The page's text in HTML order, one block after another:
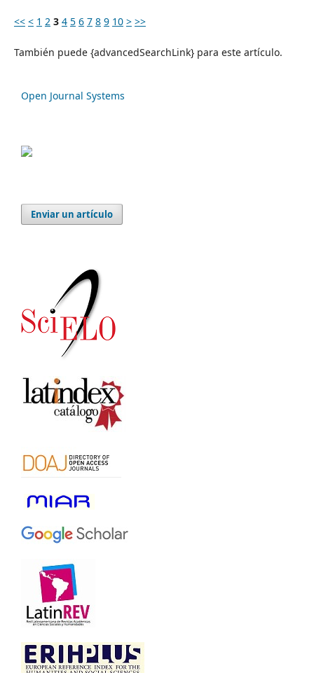
<< < 1 2 3 4 5 6 7 8 9 10 > >>
También puede {advancedSearchLink} para este artículo.
Open Journal Systems
Enviar un artículo